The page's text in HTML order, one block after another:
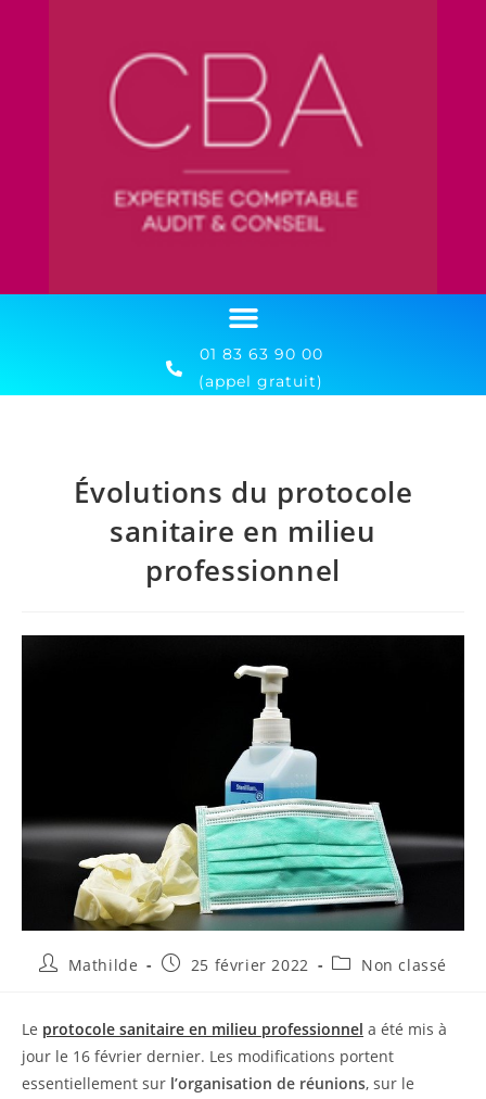
01 83 63 90 00
(appel gratuit)
Évolutions du protocole
sanitaire en milieu
professionnel
Mathilde 25 février 2022 Non classé
Le protocole sanitaire en milieu professionnel a été mis à
jour le 16 février dernier. Les modifications portent
essentiellement sur l’organisation de réunions, sur le